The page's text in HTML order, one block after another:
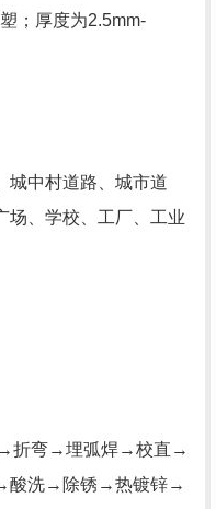
；厚度为2.5mm-
城中村道路、城市道
场、学校、工厂、工业
折弯→埋弧焊→校直→
酸洗→除锈→热镀锌→